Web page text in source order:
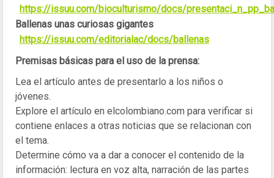
https://issuu.com/bioculturismo/docs/
Ballenas unas curiosas gigantes
https://issuu.com/editorialac/docs/ballenas
Premisas básicas para el uso de la prensa:
Lea el artículo antes de presentarlo a los niños o
jóvenes.
Explore el artículo en elcolombiano.com para verificar si
contiene enlaces a otras noticias que se relacionan con
el tema.
Determine cómo va a dar a conocer el contenido de la
información: lectura en voz alta, narración de las partes